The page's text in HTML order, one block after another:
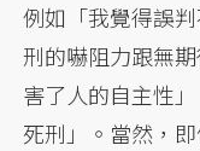
例如「我覺得誤
刑的嚇阻力跟無
害了人的自主性
死刑」。當然，